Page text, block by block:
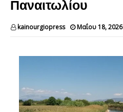
Παναιτωλίου
kainourgiopress Μαΐου 18, 2026